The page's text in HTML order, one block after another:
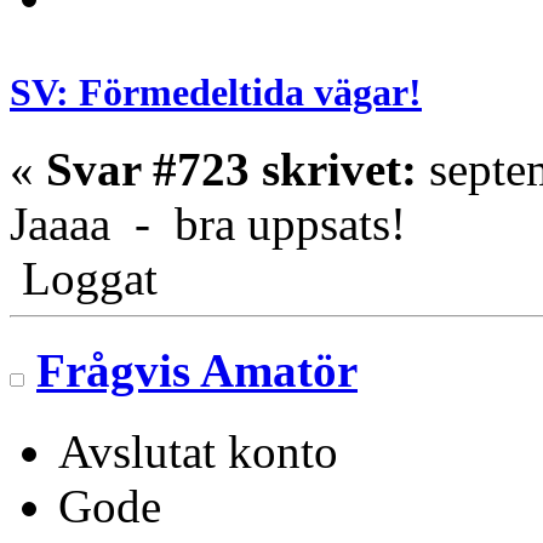
SV: Förmedeltida vägar!
« Svar #723 skrivet:
Jaaaa - bra uppsats!
Loggat
Frågvis Amatör
Avslutat konto
Gode